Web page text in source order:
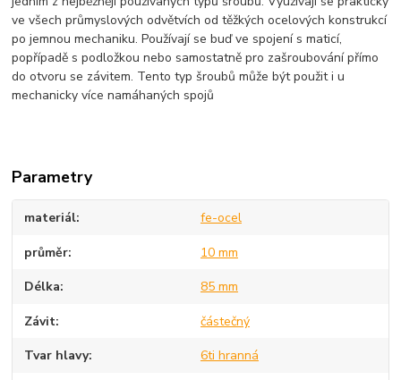
ve všech průmyslových odvětvích od těžkých ocelových konstrukcí
po jemnou mechaniku. Používají se buď ve spojení s maticí,
popřípadě s podložkou nebo samostatně pro zašroubování přímo
do otvoru se závitem. Tento typ šroubů může být použit i u
mechanicky více namáhaných spojů
Parametry
materiál fe-ocel
průměr 10 mm
Délka 85 mm
Závit částečný
Tvar hlavy 6ti hranná